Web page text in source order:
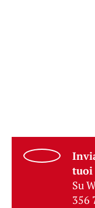
tuoi
Su
356